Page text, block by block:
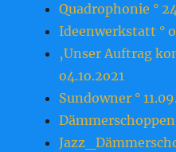
Quadrophonie °
Ideenwerkstatt °
‚Unser Auftrag
o4.1o.2o21
Sundowner °